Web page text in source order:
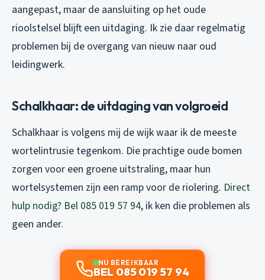
aangepast, maar de aansluiting op het oude
rioolstelsel blijft een uitdaging. Ik zie daar regelmatig
problemen bij de overgang van nieuw naar oud
leidingwerk.
Schalkhaar: de uitdaging van volgroeid
Schalkhaar is volgens mij de wijk waar ik de meeste
wortelintrusie tegenkom. Die prachtige oude bomen
zorgen voor een groene uitstraling, maar hun
wortelsystemen zijn een ramp voor de riolering. Direct
hulp nodig? Bel 085 019 57 94, ik ken die problemen als
geen ander.
NU BEREIKBAAR
BEL 085 019 57 94